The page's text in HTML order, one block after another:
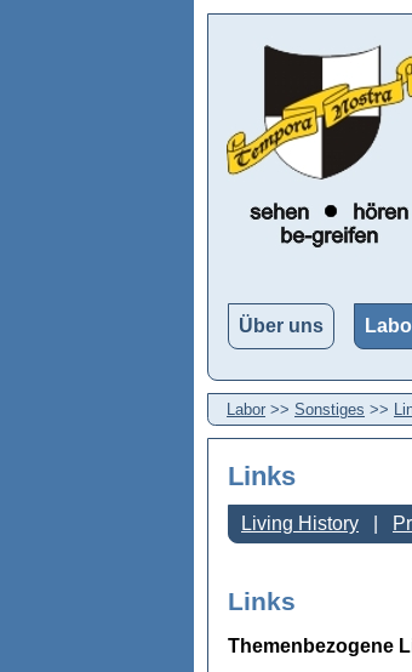
Über uns
Labor >> Sonstiges >>
Links
Living History
Links
Themenbezogene